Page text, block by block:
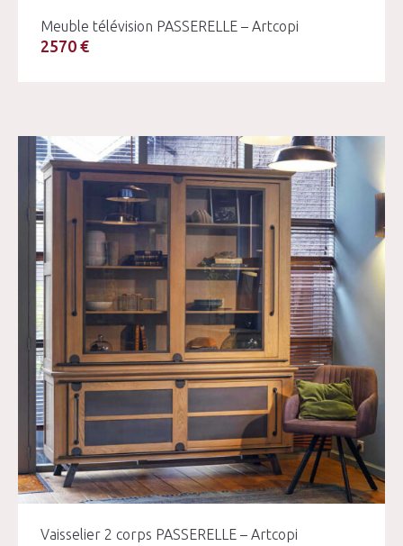
Meuble télévision PASSERELLE – Artcopi
2570 €
Vaisselier 2 corps PASSERELLE – Artcopi